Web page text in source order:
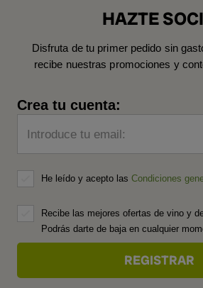
HAZTE
Disfruta de tu primer pedido sin
recibe nuestras promociones y
Crea tu cuenta:
Introduce tu email:
He leído y acepto las Condiciones
Recibe las mejores ofertas de vino y
Podrás darte de baja en cualquier